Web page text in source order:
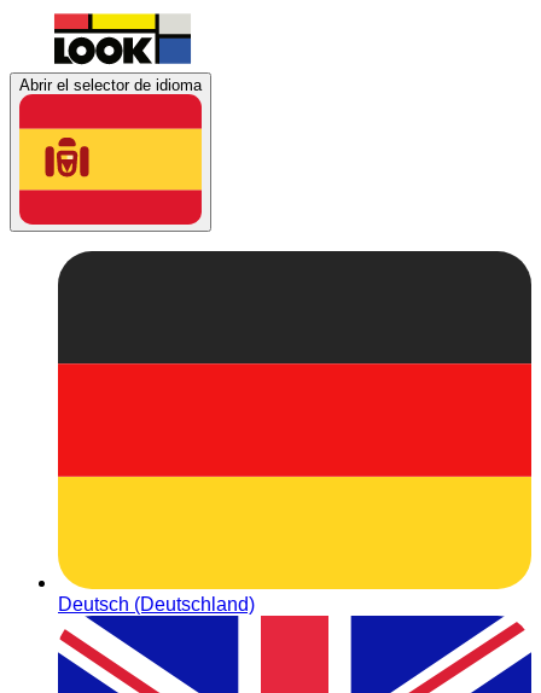
Abrir el selector de idioma
Deutsch (Deutschland)